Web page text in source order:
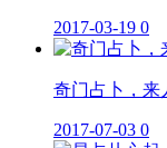
2017-03-19 0
奇门占卜，来
2017-07-03 0